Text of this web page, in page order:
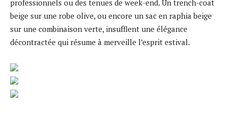
professionnels ou des tenues de week-end. Un trench-coat
beige sur une robe olive, ou encore un sac en raphia beige
sur une combinaison verte, insufflent une élégance
décontractée qui résume à merveille l’esprit estival.